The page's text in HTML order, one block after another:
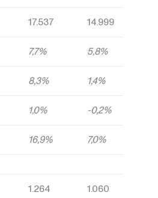
17.537 14.999
7,7% 5,8%
8,3% 1,4%
1,0% -0,2%
16,9% 7,0%
1.264 1.060